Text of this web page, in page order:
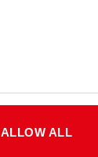
ALLOW ALL